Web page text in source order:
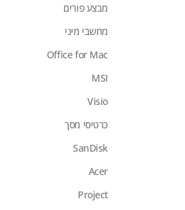
מבצע פורים
מחשבי מיני
Office for Mac
MSI
Visio
כרטיסי מסך
SanDisk
Acer
Project